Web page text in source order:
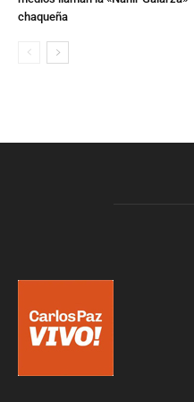
chaqueña